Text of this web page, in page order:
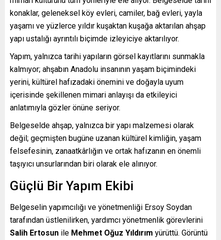
konaklar, geleneksel köy evleri, camiler, bağ evleri, yayla
yaşamı ve yüzlerce yıldır kuşaktan kuşağa aktarılan ahşap
yapı ustalığı ayrıntılı biçimde izleyiciye aktarılıyor.
Yapım, yalnızca tarihi yapıların görsel kayıtlarını sunmakla
kalmıyor; ahşabın Anadolu insanının yaşam biçimindeki
yerini, kültürel hafızadaki önemini ve doğayla uyum
içerisinde şekillenen mimari anlayışı da etkileyici
anlatımıyla gözler önüne seriyor.
Belgeselde ahşap, yalnızca bir yapı malzemesi olarak
değil; geçmişten bugüne uzanan kültürel kimliğin, yaşam
felsefesinin, zanaatkârlığın ve ortak hafızanın en önemli
taşıyıcı unsurlarından biri olarak ele alınıyor.
Güçlü Bir Yapım Ekibi
Belgeselin yapımcılığı ve yönetmenliği Ersoy Soydan
tarafından üstlenilirken, yardımcı yönetmenlik görevlerini
Salih Ertosun ile Mehmet Oğuz Yıldırım yürüttü. Görüntü